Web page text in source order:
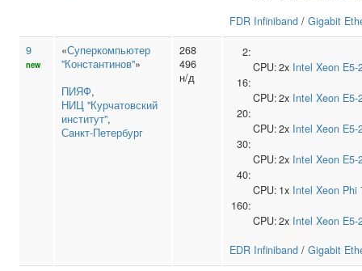
FDR Infiniband / Gigabit
9
new
«Суперкомпьютер
"Константинов"»
ПИЯФ,
НИЦ "Курчатовский
институт",
Санкт-Петербург
268
496
н/д
2:
CPU:2x Intel Xeon E5-
16:
CPU:2x Intel Xeon E5-
20:
CPU:2x Intel Xeon E5-
30:
CPU:2x Intel Xeon E5-
40:
CPU: 1x Intel Xeon Phi
160:
CPU:2x Intel Xeon E5-
EDR Infiniband / Gigabit